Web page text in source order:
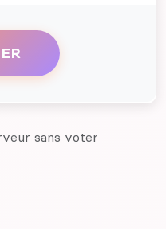
sans voter